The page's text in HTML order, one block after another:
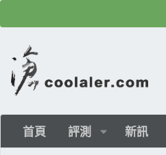
首頁 評測 新訊